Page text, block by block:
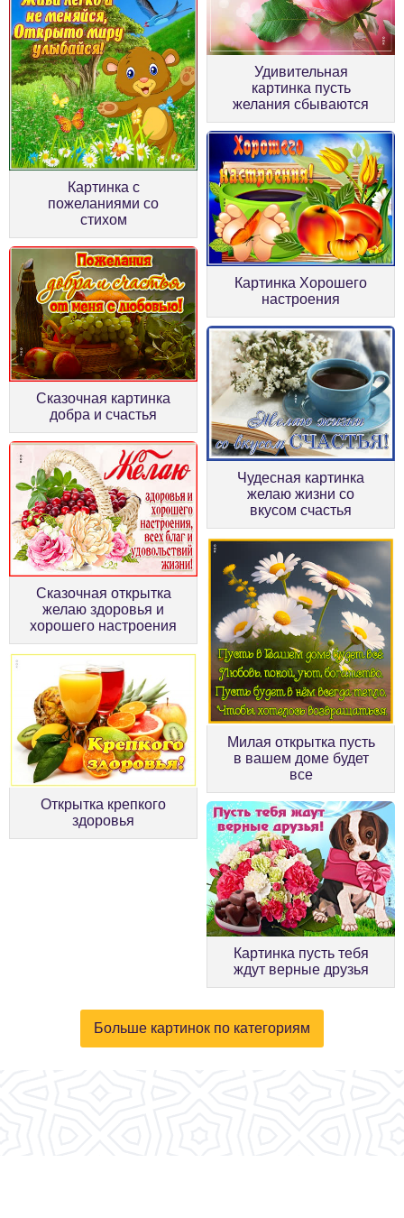
Удивительная
картинка пусть
желания сбываются
Картинка с
пожеланиями со
стихом
Картинка Хорошего
настроения
Сказочная картинка
добра и счастья
Чудесная картинка
желаю жизни со
вкусом счастья
Сказочная открытка
желаю здоровья и
хорошего настроения
Милая открытка пусть
в вашем доме будет
все
Открытка крепкого
здоровья
Картинка пусть тебя
ждут верные друзья
Больше картинок по категориям